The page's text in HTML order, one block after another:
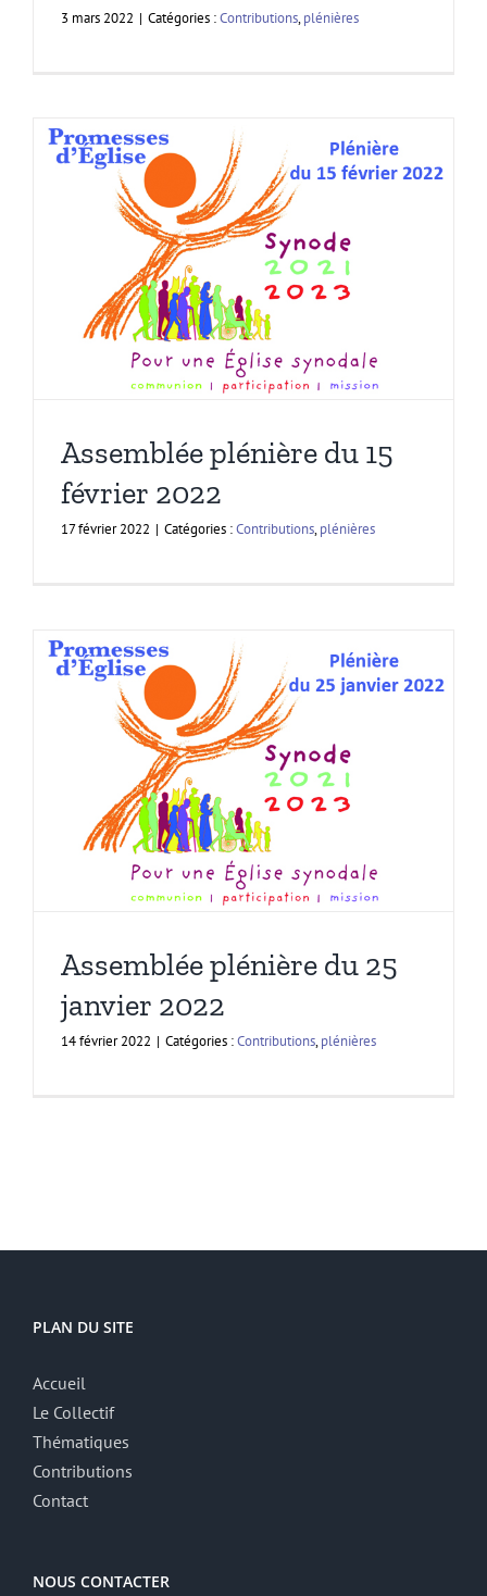
3 mars 2022 | Catégories :Contributions,plénières
Assemblée plénière du 15
février 2022
17 février 2022 | Catégories :Contributions,plénières
Assemblée plénière du 25
janvier 2022
14 février 2022 | Catégories :Contributions,plénières
PLAN DU SITE
Accueil
Le Collectif
Thématiques
Contributions
Contact
NOUS CONTACTER